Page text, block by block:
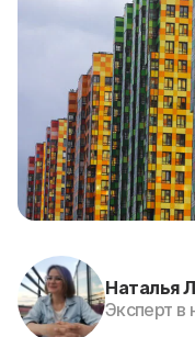
Наталья
Эксперт